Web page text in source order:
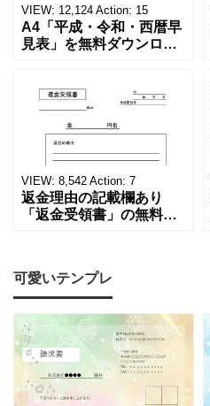
VIEW: 12,124 Action: 15
A4「平成・令和・西暦早
見表」を無料ダウンロー
る！印刷可能な一覧表！
印刷可能な平成・令和・
西暦早見表を無料ダウン
ロードでご利用いただけ
ます。 パソコンに保存し
ていただくか、A4サイズ
でコピーしてご
VIEW: 8,542 Action: 7
返金理由の記載欄あり
「返金受領書」の無料テ
め！過払い･誤入金などが
発生した際にも使える、
モノクロでシンプルな
「返金領収書」のテンプ
レートとなります。 A4縦
型サイズで用紙に印
可愛いテンプレ